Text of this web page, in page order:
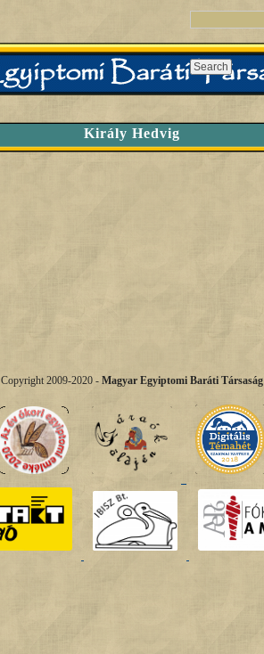
Király Hedvig
Copyright 2009-2020 - Magyar Egyiptomi Baráti Társaság